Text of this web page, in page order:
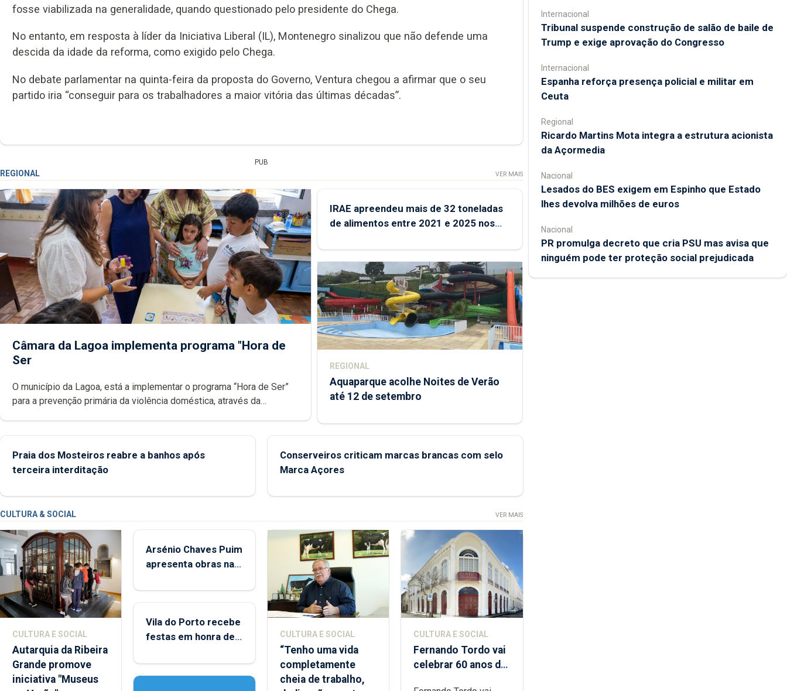
fosse viabilizada na generalidade, quando questionado pelo presidente do Chega.
No entanto, em resposta à líder da Iniciativa Liberal (IL), Montenegro sinalizou que não defende uma
descida da idade da reforma, como exigido pelo Chega.
No debate parlamentar na quinta-feira da proposta do Governo, Ventura chegou a afirmar que o seu
partido iria “conseguir para os trabalhadores a maior vitória das últimas décadas”.
PUB
REGIONAL VER MAIS
Câmara da Lagoa implementa programa "Hora de
Ser
O município da Lagoa, está a implementar o programa “Hora de Ser”
para a prevenção primária da violência doméstica, através da
IRAE apreendeu mais de 32 toneladas
de alimentos entre 2021 e 2025 nos
REGIONAL
Aquaparque acolhe Noites de Verão
até 12 de setembro
Praia dos Mosteiros reabre a banhos após
terceira interditação
Conserveiros criticam marcas brancas com selo
Marca Açores
CULTURA & SOCIAL VER MAIS
CULTURA E SOCIAL
Autarquia da Ribeira
Grande promove
iniciativa "Museus
Arsénio Chaves Puim
apresenta obras na
Porto
Vila do Porto recebe
festas em honra de
Assunção
CULTURA E SOCIAL
“Tenho uma vida
completamente
cheia de trabalho,
CULTURA E SOCIAL
Fernando Tordo vai
celebrar 60 anos de
Internacional
Tribunal suspende construção de salão de baile de
Trump e exige aprovação do Congresso
Internacional
Espanha reforça presença policial e militar em
Ceuta
Regional
Ricardo Martins Mota integra a estrutura acionista
da Açormedia
Nacional
Lesados do BES exigem em Espinho que Estado
lhes devolva milhões de euros
Nacional
PR promulga decreto que cria PSU mas avisa que
ninguém pode ter proteção social prejudicada